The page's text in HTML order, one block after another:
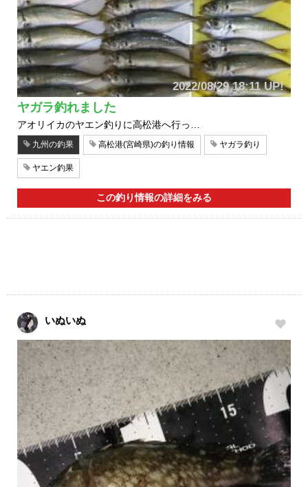
2022/08/29 18:11 UP!
ヤガラ釣れました
アオリイカのヤエン釣りに高松港へ行っ…
九州の釣果 高松港(宮崎県)の釣り情報 ヤガラ釣り
ヤエン釣果
この釣り情報の詳細をみる
いぬいぬ